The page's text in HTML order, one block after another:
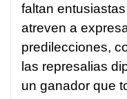
faltan
atreven a
predilecciones,
las represalias
un ganador que